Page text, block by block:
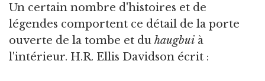
Un certain nombre d'histoires et de
légendes comportent ce détail de la porte
ouverte de la tombe et du haugbui à
l'intérieur. H.R. Ellis Davidson écrit :